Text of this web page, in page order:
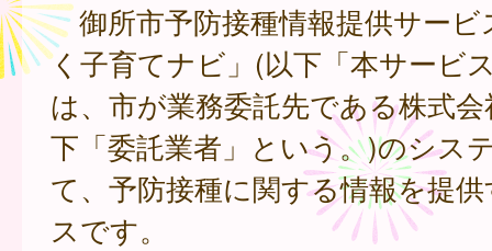
御所市予防接種情報提供サービ
く子育てナビ」(以下「本サービ
は、市が業務委託先である株式
下「委託業者」という。)のシス
て、予防接種に関する情報を提
スです。